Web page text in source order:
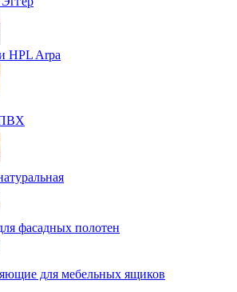
HPL Arpa
фасадных полотен
для мебельных ящиков